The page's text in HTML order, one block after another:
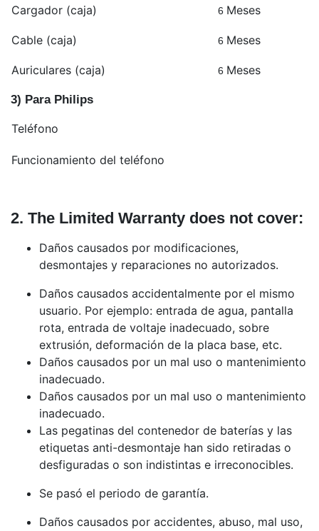
Cargador (caja) 6 Meses
Cable (caja) 6 Meses
Auriculares (caja) 6 Meses
3) Para Philips
Teléfono
Funcionamiento del teléfono
2. The Limited Warranty does not cover:
Daños causados por modificaciones,
desmontajes y reparaciones no autorizados.
Daños causados accidentalmente por el mismo
usuario. Por ejemplo: entrada de agua, pantalla
rota, entrada de voltaje inadecuado, sobre
extrusión, deformación de la placa base, etc.
Daños causados por un mal uso o mantenimiento
inadecuado.
Daños causados por un mal uso o mantenimiento
inadecuado.
Las pegatinas del contenedor de baterías y las
etiquetas anti-desmontaje han sido retiradas o
desfiguradas o son indistintas e irreconocibles.
Se pasó el periodo de garantía.
Daños causados por accidentes, abuso, mal uso,